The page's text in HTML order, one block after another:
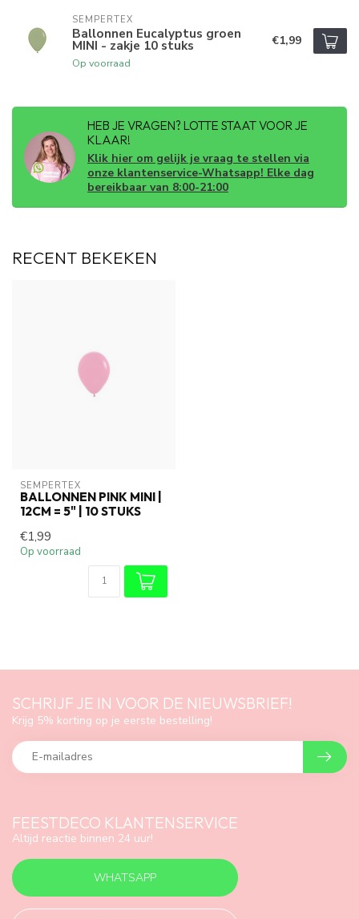
SEMPERTEX
Ballonnen Eucalyptus groen
MINI - zakje 10 stuks
Op voorraad
€1,99
HEB JE VRAGEN? LOTTE STAAT VOOR JE
KLAAR!
Klik hier om gelijk je vraag te stellen via
onze klantenservice-Whatsapp! Elke dag
bereikbaar van 8:00-21:00
RECENT BEKEKEN
SEMPERTEX
BALLONNEN PINK MINI |
12CM = 5" | 10 STUKS
€1,99
Op voorraad
FEESTDECO KLANTENSERVICE
Altijd reactie binnen 24 uur!
WHATSAPP
SCHRIJF JE IN VOOR DE NIEUWSBRIEF!
Krijg 5% korting op je eerste bestelling!